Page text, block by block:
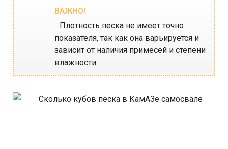
Плотность песка не имеет точно
показателя, так как она варьируется и
зависит от наличия примесей и степени
влажности.